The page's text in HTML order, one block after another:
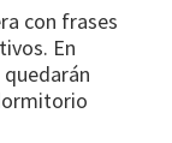
con frases
En